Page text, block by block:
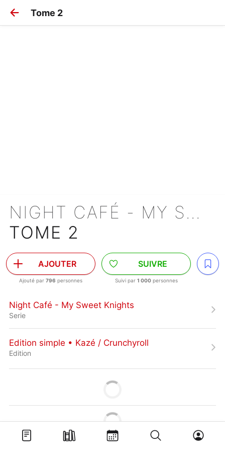
Tome 2
NIGHT CAFÉ - MY SWEET KNIGHTS
TOME 2
AJOUTER
Ajouté par 796 personnes
SUIVRE
Suivi par 1 000personnes
Night Café - My Sweet Knights
Serie
Edition simple • Kazé / Crunchyroll
Edition